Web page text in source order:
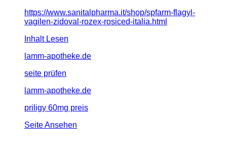
https://www.sanitalpharma.it/shop/spfarm-flagyl-
vagilen-zidoval-rozex-rosiced-italia.html
Inhalt Lesen
lamm-apotheke.de
seite prüfen
lamm-apotheke.de
priligy 60mg preis
Seite Ansehen